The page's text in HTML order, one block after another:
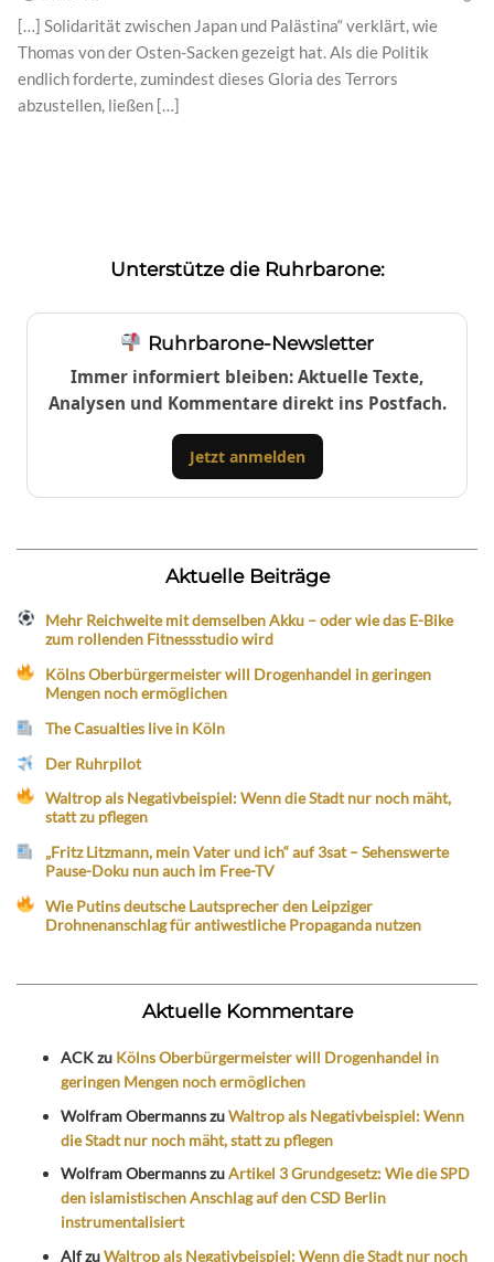
[…] Solidarität zwischen Japan und Palästina“ verklärt, wie
Thomas von der Osten-Sacken gezeigt hat. Als die Politik
endlich forderte, zumindest dieses Gloria des Terrors
abzustellen, ließen […]
Unterstütze die Ruhrbarone:
Ruhrbarone-Newsletter
Immer informiert bleiben: Aktuelle Texte,
Analysen und Kommentare direkt ins Postfach.
Jetzt anmelden
Aktuelle Beiträge
Mehr Reichweite mit demselben Akku – oder wie das E-Bike
zum rollenden Fitnessstudio wird
Kölns Oberbürgermeister will Drogenhandel in geringen
Mengen noch ermöglichen
The Casualties live in Köln
Der Ruhrpilot
Waltrop als Negativbeispiel: Wenn die Stadt nur noch mäht,
statt zu pflegen
„Fritz Litzmann, mein Vater und ich“ auf 3sat – Sehenswerte
Pause-Doku nun auch im Free-TV
Wie Putins deutsche Lautsprecher den Leipziger
Drohnenanschlag für antiwestliche Propaganda nutzen
Aktuelle Kommentare
ACKzu Kölns Oberbürgermeister will Drogenhandel in
geringen Mengen noch ermöglichen
Wolfram ObermannszuWaltrop als Negativbeispiel: Wenn
die Stadt nur noch mäht, statt zu pflegen
Wolfram ObermannszuArtikel 3 Grundgesetz: Wie die SPD
den islamistischen Anschlag auf den CSD Berlin
instrumentalisiert
AlfzuWaltrop als Negativbeispiel: Wenn die Stadt nur noch